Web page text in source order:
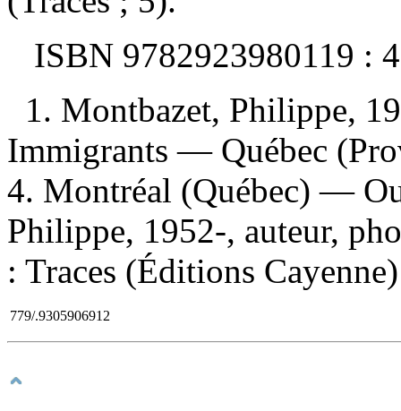
ISBN 9782923980119 :
1. Montbazet, Philippe,
Immigrants — Québec
4. Montréal (Québec) —
Philippe, 1952-, auteur,
: Traces (Éditions
779/.9305906912